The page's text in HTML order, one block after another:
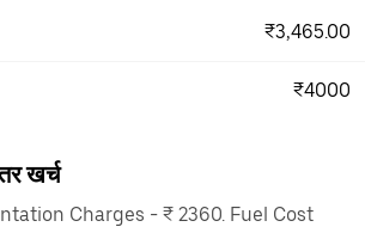
₹3,465.00
₹4000
खर्च
Charges - ₹ 2360. Fuel Cost